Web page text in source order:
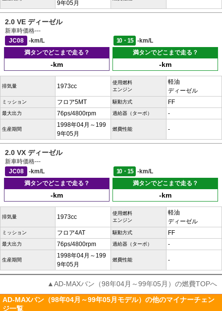
9年05月
2.0 VE ディーゼル
新車時価格---
JC08
-km/L 10・15
-km/L
満タンでどこまで走る？
-km
満タンでどこまで走る？
-km
排気量 1973cc
使用燃料
エンジン
軽油
ディーゼル
ミッション フロア5MT 駆動方式 FF
最大出力 76ps/4800rpm 過給器（ターボ） -
生産期間
1998年04月～199
9年05月
燃費性能 -
2.0 VX ディーゼル
新車時価格---
JC08
-km/L 10・15
-km/L
満タンでどこまで走る？
-km
満タンでどこまで走る？
-km
排気量 1973cc
使用燃料
エンジン
軽油
ディーゼル
ミッション フロア4AT 駆動方式 FF
最大出力 76ps/4800rpm 過給器（ターボ） -
生産期間
1998年04月～199
9年05月
燃費性能 -
▲AD-MAXバン（98年04月～99年05月）の燃費TOPへ
AD-MAXバン（98年04月～99年05月モデル）の他のマイナーチェン
ジ一覧